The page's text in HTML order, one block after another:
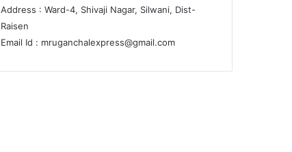
Address : Ward-4, Shivaji Nagar, Silwani, Dist-
Raisen
Email Id : mruganchalexpress@gmail.com